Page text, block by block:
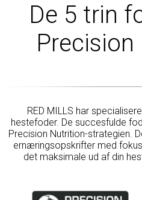
De 5 trin
RED MILLS har
hestefoder. De succesfulde
Precision Nutrition-strategien.
ernæringsopskrifter med
det maksimale ud af din